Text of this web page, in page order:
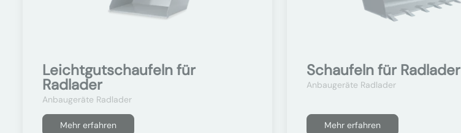
Leichtgutschaufeln für
Radlader
Anbaugeräte Radlader
Mehr erfahren
Schaufeln für Radlader
Anbaugeräte Radlader
Mehr erfahren